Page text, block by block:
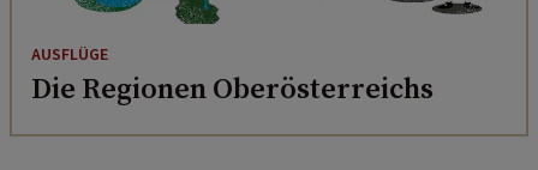
AUSFLÜGE
Die Regionen Oberösterreichs